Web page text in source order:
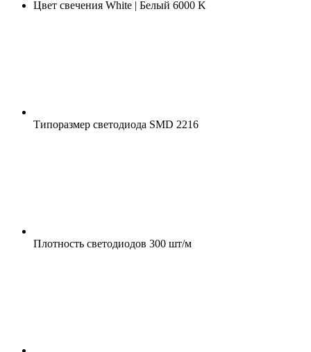
Цвет свечения White | Белый 6000 K
Типоразмер светодиода SMD 2216
Плотность светодиодов 300 шт/м